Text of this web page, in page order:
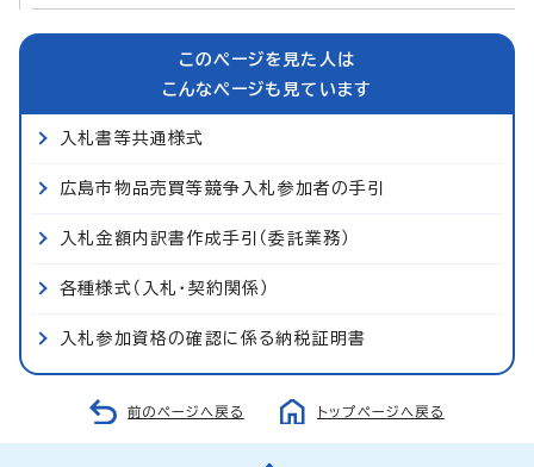
このページを見た人は
こんなページも見ています
入札書等共通様式
広島市物品売買等競争入札参加者の手引
入札金額内訳書作成手引（委託業務）
各種様式（入札・契約関係）
入札参加資格の確認に係る納税証明書
前のページへ戻る トップページへ戻る